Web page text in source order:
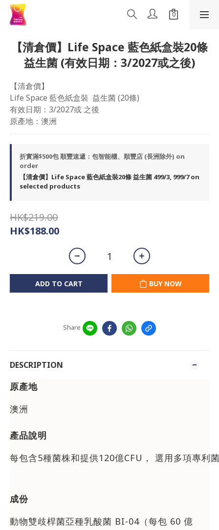
【清倉價】Life Space 藍色紙盒裝20條
益生菌 (有效日期：3/2027或之後)
【清倉價】
Life Space 藍色紙盒裝  益生菌 (20條)
有效日期：3/2027或 之後
原產地：澳洲
折實滿$500包 順豐速遞：包智能櫃、順豐店 (長洲除外) on
order
【清倉價】Life Space 藍色紙盒裝20條 益生菌 499/3, 999/7 on
selected products
HK$219.00
HK$188.00
ADD TO CART BUY NOW
Share
DESCRIPTION
原產地
澳洲
產品說明
每包含5種菌株和提供120億CFU， 選用多項專利
成份
動物雙歧桿菌亞種乳酸菌 BI-04（每包 60 億